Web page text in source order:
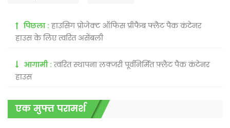
पिछला :हाउसिंग प्रोजेक्ट ऑफिस प्रीफैब फ्लैट पैक कंटेनर
हाउस के लिए त्वरित असेंबली
आगामी :त्वरित स्थापना लक्जरी पूर्वनिर्मित फ्लैट पैक कंटेनर
हाउस
एक मुफ्त परामर्श